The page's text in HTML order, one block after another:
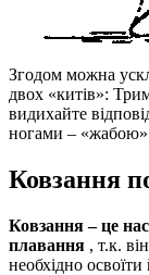
Згодом можна
двох «китів»:
видихайте
ногами –
Ковзання
Ковзання – це
плавання , т.к.
необхідно освоїти